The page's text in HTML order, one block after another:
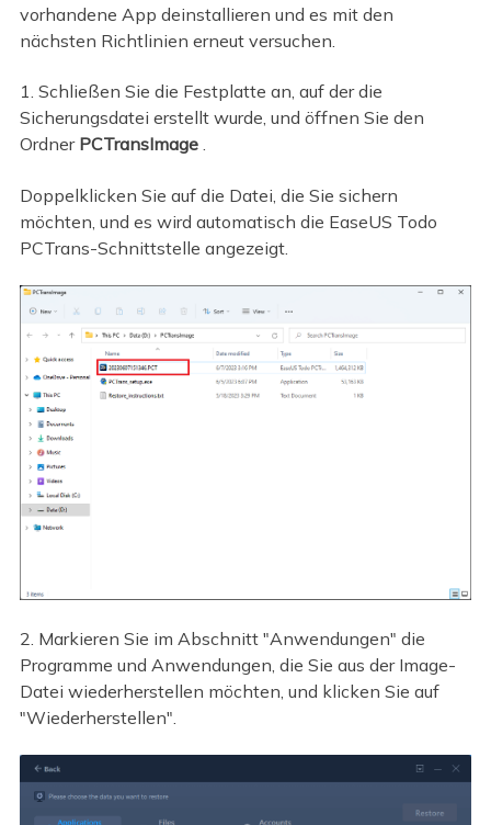
vorhandene App deinstallieren und es mit den
nächsten Richtlinien erneut versuchen.
1. Schließen Sie die Festplatte an, auf der die
Sicherungsdatei erstellt wurde, und öffnen Sie den
Ordner PCTransImage .
Doppelklicken Sie auf die Datei, die Sie sichern
möchten, und es wird automatisch die EaseUS Todo
PCTrans-Schnittstelle angezeigt.
2. Markieren Sie im Abschnitt "Anwendungen" die
Programme und Anwendungen, die Sie aus der Image-
Datei wiederherstellen möchten, und klicken Sie auf
"Wiederherstellen".